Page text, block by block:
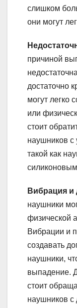
слишком
они могут
причиной
достаточно
могут легко
или
стоит
наушников с
такой как
Вибрация и
наушники
физической
Вибрации и
создавать
наушники,
выпадение.
стоит
наушников с